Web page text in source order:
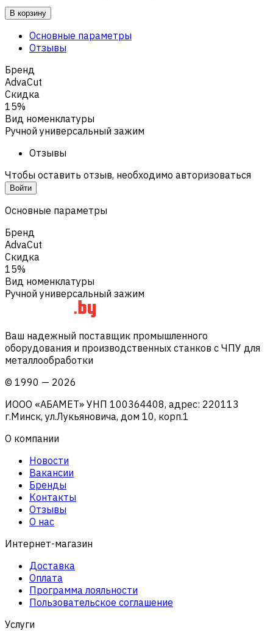
В корзину
Основные параметры
Отзывы
Бренд
AdvaCut
Скидка
15%
Вид номенклатуры
Ручной универсальный зажим
Отзывы
Чтобы оставить отзыв, необходимо авторизоваться
Войти
Основные параметры
Бренд
AdvaCut
Скидка
15%
Вид номенклатуры
Ручной универсальный зажим
Ваш надежный поставщик промышленного
оборудования и производственных станков с ЧПУ для
металлообработки
© 1990 — 2026
ИООО «АБАМЕТ» УНП 100364408, адрес: 220113
г.Минск, ул.Лукьяновича, дом 10, корп.1
О компании
Новости
Вакансии
Бренды
Контакты
Отзывы
О нас
Интернет-магазин
Доставка
Оплата
Программа лояльности
Пользовательское соглашение
Услуги